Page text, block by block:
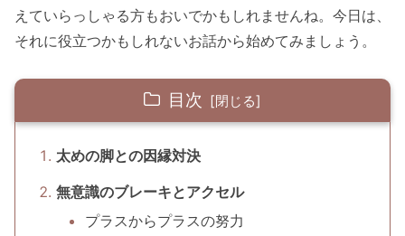
えていらっしゃる方もおいでかもしれませんね。今日は、
それに役立つかもしれないお話から始めてみましょう。
目次
太めの脚との因縁対決
無意識のブレーキとアクセル
プラスからプラスの努力